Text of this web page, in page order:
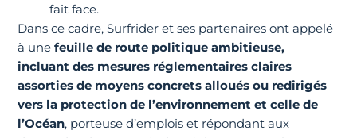
fait face.
Dans ce cadre, Surfrider et ses partenaires ont appelé
à unefeuille de route politique ambitieuse,
incluant des mesures réglementaires claires
assorties de moyens concrets alloués ou redirigés
vers la protection de l’environnement et celle de
l’Océan, porteuse d’emplois et répondant aux